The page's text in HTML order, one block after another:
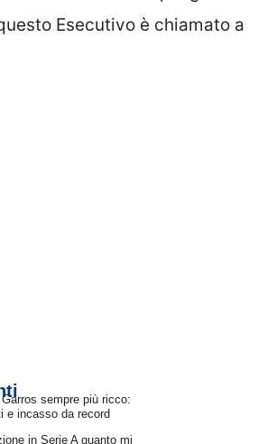
Esecutivo è chiamato a
sempre più ricco:
e incasso da record
in Serie A quanto mi